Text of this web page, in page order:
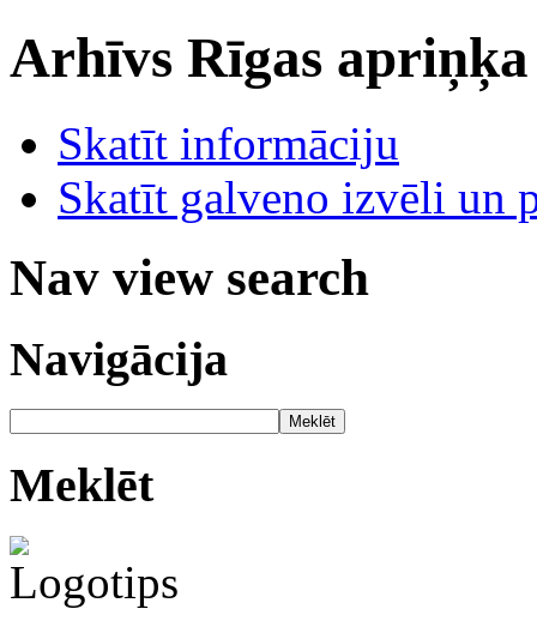
Arhīvs Rīgas
Skatīt informāciju
Skatīt galveno izvēli un
Nav view search
Navigācija
Meklēt
Meklēt